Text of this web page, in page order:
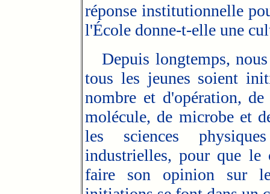
réponse institutionnelle
l'École donne-t-elle une
Depuis longtemps,
tous les jeunes soient
nombre et d'opération,
molécule, de microbe et
les sciences
industrielles, pour que le
faire son opinion sur